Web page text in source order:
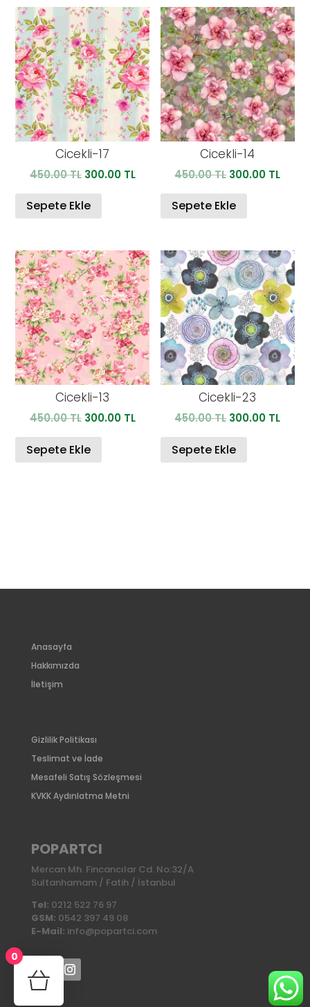
Cicekli-17
450.00TL Orijinal
450.00 TL.
300.00 TLŞu
300.00 TL.
Sepete Ekle
Cicekli-14
450.00TL Orijinal
450.00 TL.
300.00 TLŞu
Sepete Ekle
Cicekli-13
450.00TL Orijinal
450.00 TL.
300.00 TLŞu
300.00 TL.
Sepete Ekle
Cicekli-23
450.00TL Orijinal
450.00 TL.
300.00 TLŞu
Sepete Ekle
Anasayfa
Hakkımızda
İletişim
Gizlilik Politikası
Teslimat ve İade
Mesafeli Satış Sözleşmesi
KVKK Aydınlatma Metni
POPARTCI
Mercan Mh. Fincancılar Cd. No:32/A
Sultanhamam / Fatih / İstanbul
Tel: 0212 522 76 97
GSM: 0542 397 49 08
E-Mail: info@popartci.com
0